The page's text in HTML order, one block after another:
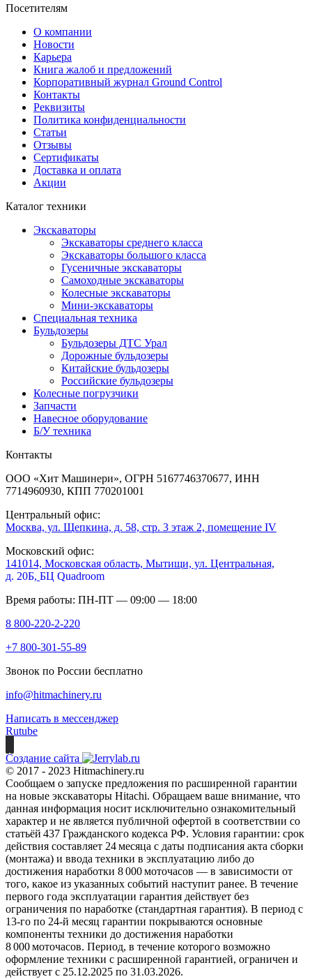
Посетителям
О компании
Новости
Карьера
Книга жалоб и предложений
Корпоративный журнал Ground Control
Контакты
Реквизиты
Политика конфиденциальности
Статьи
Отзывы
Сертификаты
Доставка и оплата
Акции
Каталог техники
Экскаваторы
Экскаваторы среднего класса
Экскаваторы большого класса
Гусеничные экскаваторы
Самоходные экскаваторы
Колесные экскаваторы
Мини-экскаваторы
Специальная техника
Бульдозеры
Бульдозеры ДТС Урал
Дорожные бульдозеры
Китайские бульдозеры
Российские бульдозеры
Колесные погрузчики
Запчасти
Навесное оборудование
Б/У техника
Контакты
ООО «Хит Машинери», ОГРН 5167746370677, ИНН
7714960930, КПП 770201001
Центральный офис:
Москва, ул. Щепкина, д. 58, стр. 3 этаж 2, помещение IV
Московский офис:
141014, Московская область, Мытищи, ул. Центральная,
д. 20Б, БЦ Quadroom
Время работы: ПН-ПТ — 09:00 — 18:00
8 800-220-2-220
+7 800-301-55-89
Звонок по России бесплатно
info@hitmachinery.ru
Написать в мессенджер
Rutube
Создание сайта
© 2017 - 2023 Hitmachinery.ru
Сообщаем о запуске предложения по расширенной гарантии
на новые экскаваторы Hitachi. Обращаем ваше внимание, что
данная информация носит исключительно ознакомительный
характер и не является публичной офертой в соответствии со
статьёй 437 Гражданского кодекса РФ. Условия гарантии: срок
действия составляет 24 месяца с даты подписания акта сборки
(монтажа) и ввода техники в эксплуатацию либо до
достижения наработки 8 000 моточасов — в зависимости от
того, какое из указанных событий наступит ранее. В течение
первого года эксплуатации гарантия действует без
ограничения по наработке (стандартная гарантия). В период с
13‑го по 24‑й месяц гарантии покрываются основные
компоненты техники до достижения наработки
8 000 моточасов. Период, в течение которого возможно
оформление техники с расширенной гарантией, ограничен и
действует с 25.12.2025 по 31.03.2026.